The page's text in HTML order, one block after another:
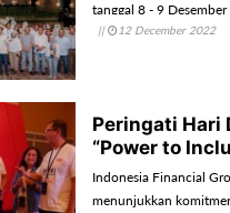
tanggal 8 - 9
|| 12 December 2022
Peringati Hari
“Power to
Indonesia Financial
menunjukkan